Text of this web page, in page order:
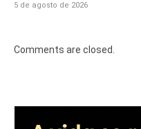
5 de agosto de 2026
Comments are closed.